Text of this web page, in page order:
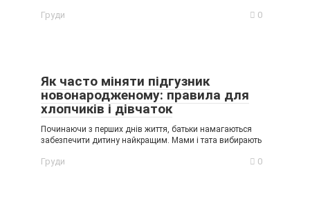
Груди 0
Як часто міняти підгузник
новонародженому: правила для
хлопчиків і дівчаток
Починаючи з перших днів життя, батьки намагаються
забезпечити дитину найкращим. Мами і тата вибирають
Груди 0